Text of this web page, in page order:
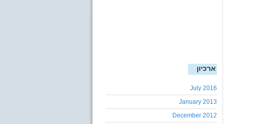
ארכיון
July 2016
January 2013
December 2012